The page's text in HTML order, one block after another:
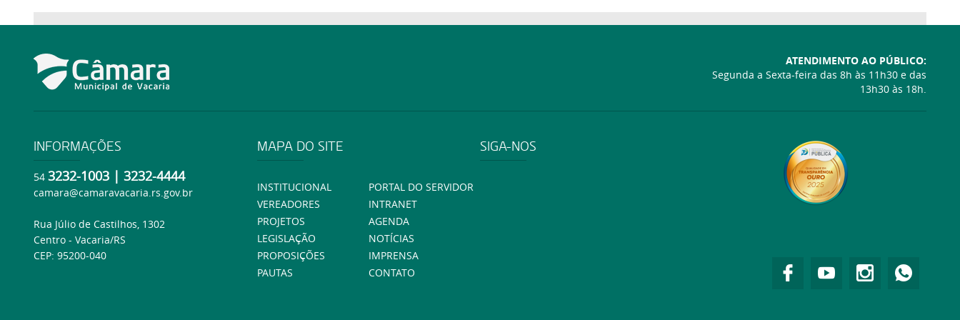
ATENDIMENTO AO PÚBLICO:
Segunda a Sexta-feira das 8h às 11h30 e das
13h30 às 18h.
INFORMAÇÕES
54 3232-1003 | 3232-4444
camara@camaravacaria.rs.gov.br
Rua Júlio de Castilhos, 1302
Centro - Vacaria/RS
CEP: 95200-040
MAPA DO SITE
INSTITUCIONAL
VEREADORES
PROJETOS
LEGISLAÇÃO
PROPOSIÇÕES
PAUTAS
PORTAL DO SERVIDOR
INTRANET
AGENDA
NOTÍCIAS
IMPRENSA
CONTATO
SIGA-NOS